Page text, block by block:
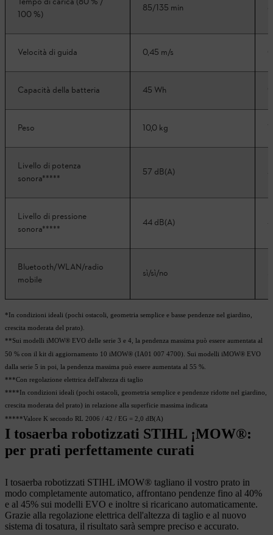
100 %)
85/135 min
Velocità di guida 0,45 m/s
Capacità della batteria 45 Wh
Peso 10,0 kg
Livello di potenza
sonora*****
57 dB(A)
Livello di pressione
sonora*****
44 dB(A)
Bluetooth/WLAN/radio
mobile
sì/sì/no
*In condizioni ideali (pochi ostacoli, geometria semplice e basse pendenze nel giardino,
crescita moderata del prato).
**Sui modelli iMOW® EVO delle serie 3 e 4, la pendenza massima può essere aumentata al
50 % con il kit di aggiornamento 10 iMOW® (IA01 007 4700). Sui modelli iMOW® EVO
dalla serie 5 in poi, la pendenza massima può essere aumentata al 55 %.
***Con regolazione elettrica dell'altezza di taglio
****In condizioni ideali (pochi ostacoli, geometria semplice e pendenze ridotte nel giardino,
crescita moderata del prato) in relazione alla superficie massima indicata
*****Valore K secondo RL 2006 / 42 / EG = 2,0 dB(A)
I tosaerba robotizzati STIHL ¡MOW®:
per prati perfettamente curati
I tosaerba robotizzati STIHL iMOW® tagliano il vostro prato in
modo completamente automatico, affrontano pendenze fino al 40%
e al 45% sui modelli EVO e inoltre si ricaricano automaticamente.
Grazie alla regolazione elettrica dell'altezza di taglio e al nuovo
sistema di tosatura, il risultato sarà sempre preciso e accurato.